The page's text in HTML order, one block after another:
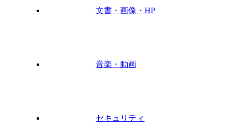
文書・画像・HP
音楽・動画
セキュリティ